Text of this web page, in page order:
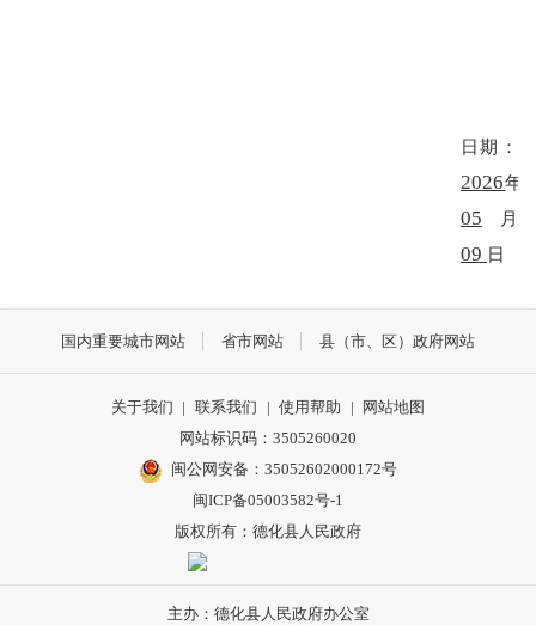
日期：
2026年
05 月
09 日
国内重要城市网站 省市网站 县（市、区）政府网站
关于我们 | 联系我们 | 使用帮助 |
网站地图
网站标识码：3505260020
闽公网安备：35052602000172号
闽ICP备05003582号-1
版权所有：德化县人民政府
主办：德化县人民政府办公室